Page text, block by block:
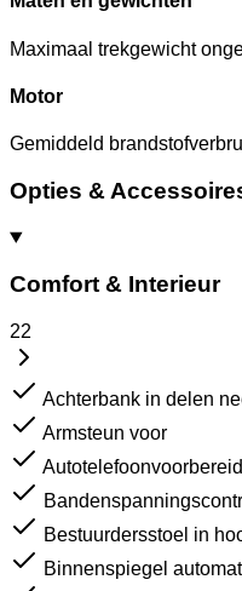
Maximaal trekgewicht
Motor
Gemiddeld
Opties &
Comfort & Interieur
22
Achterbank in delen
Armsteun voor
Bestuurdersstoel in
Binnenspiegel